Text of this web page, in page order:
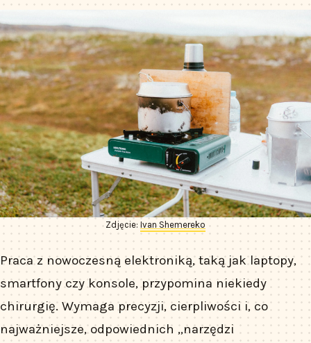
Zdjęcie: Ivan Shemereko
Praca z nowoczesną elektroniką, taką jak laptopy,
smartfony czy konsole, przypomina niekiedy
chirurgię. Wymaga precyzji, cierpliwości i, co
najważniejsze, odpowiednich „narzędzi